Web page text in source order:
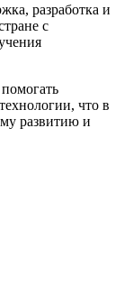
разработка и
с
что в
развитию и